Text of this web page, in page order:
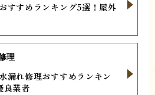
すすめランキング5選！屋外
漏れ修理おすすめランキン
良業者
理